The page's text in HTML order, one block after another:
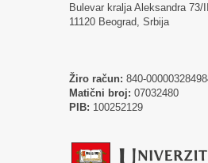
Bulevar kralja Aleksandra 73/II
11120 Beograd, Srbija
Žiro račun: 840-
Matični broj: 07032480
PIB: 100252129